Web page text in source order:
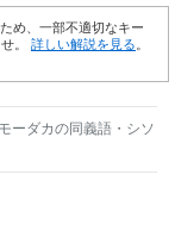
め、一部不適切なキー
。 詳しい解説を見る
モーダカの同義語・シソ